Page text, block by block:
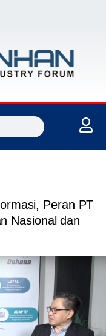
Peran PT
Nasional dan